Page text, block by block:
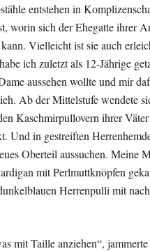
entstehen in
worin sich der Ehegatte ihrer
Vielleicht ist sie auch
ich zuletzt als 12-Jährige
aussehen wollte und mir
Ab der Mittelstufe wendete
Kaschmirpullovern ihrer
Und in gestreiften
Oberteil aussuchen. Meine
mit Perlmuttknöpfen
Herrenpulli mit
mit Taille anziehen“,